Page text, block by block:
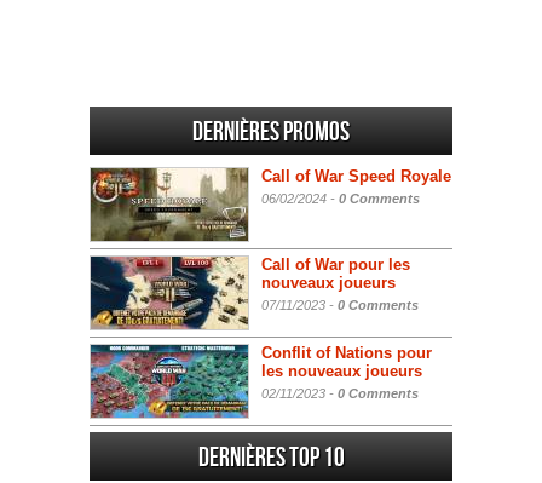
Dernières promos
Call of War Speed Royale
06/02/2024 - 0 Comments
Call of War pour les
nouveaux joueurs
07/11/2023 - 0 Comments
Conflit of Nations pour
les nouveaux joueurs
02/11/2023 - 0 Comments
Dernières Top 10